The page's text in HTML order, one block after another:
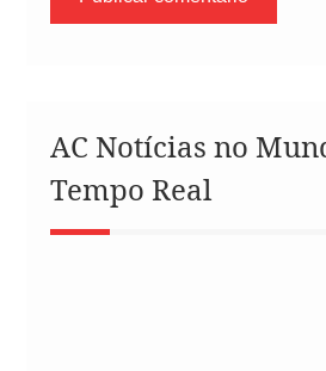
AC Notícias no
Tempo Real